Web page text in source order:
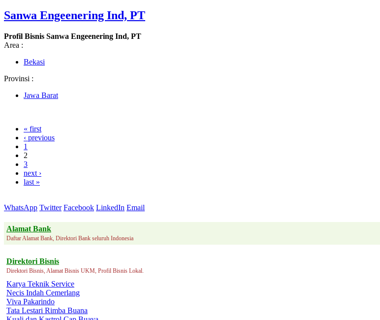
Sanwa Engeenering Ind, PT
Profil Bisnis Sanwa Engeenering Ind, PT
Area :
Bekasi
Provinsi :
Jawa Barat
« first
‹ previous
1
2
3
next ›
last »
WhatsApp Twitter Facebook LinkedIn Email
Alamat Bank
Daftar Alamat Bank, Direktori Bank seluruh Indonesia
Direktori Bisnis
Direktori Bisnis, Alamat Bisnis UKM, Profil Bisnis Lokal.
Karya Teknik Service
Necis Indah Cemerlang
Viva Pakarindo
Tata Lestari Rimba Buana